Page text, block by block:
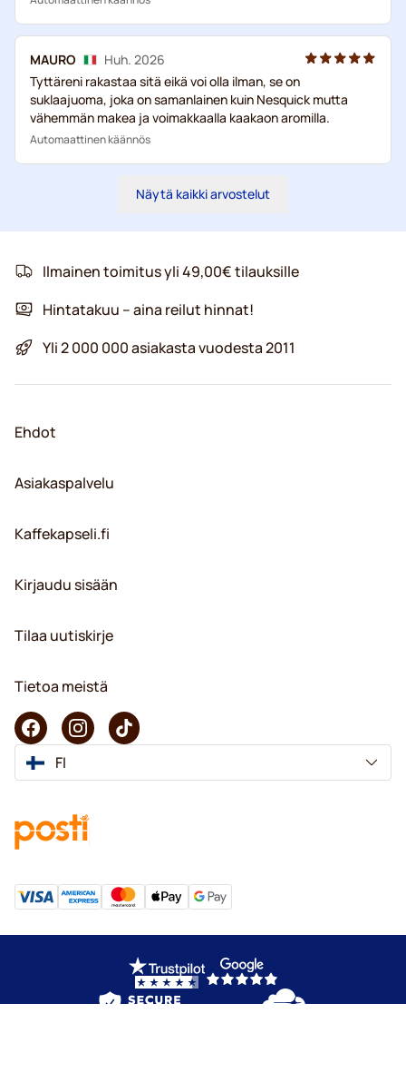
MAURO
Huh. 2026
Tyttäreni rakastaa sitä eikä voi olla ilman, se on
suklaajuoma, joka on samanlainen kuin Nesquick mutta
vähemmän makea ja voimakkaalla kaakaon aromilla.
Automaattinen käännös
Näytä kaikki arvostelut
Ilmainen toimitus yli 49,00€ tilauksille
Hintatakuu – aina reilut hinnat!
Yli 2 000 000 asiakasta vuodesta 2011
Ehdot
Asiakaspalvelu
Kaffekapseli.fi
Kirjaudu sisään
Tilaa uutiskirje
Tietoa meistä
FI